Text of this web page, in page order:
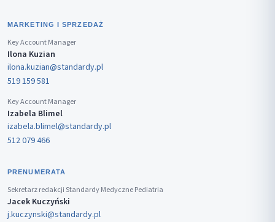
MARKETING I SPRZEDAŻ
Key Account Manager
Ilona Kuzian
ilona.kuzian@standardy.pl
519 159 581
Key Account Manager
Izabela Blimel
izabela.blimel@standardy.pl
512 079 466
PRENUMERATA
Sekretarz redakcji Standardy Medyczne Pediatria
Jacek Kuczyński
j.kuczynski@standardy.pl